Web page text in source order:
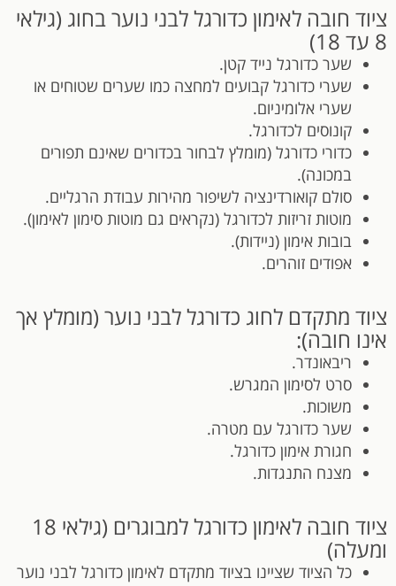
ציוד חובה לאימון כדורגל לבני נוער בחוג (גילאי
8 עד 18)
שער כדורגל נייד קטן.
שערי כדורגל קבועים למחצה כמו שערים שטוחים או
שערי אלומיניום.
קונוסים לכדורגל.
כדורי כדורגל (מומלץ לבחור בכדורים שאינם תפורים
במכונה).
סולם קואורדינציה לשיפור מהירות עבודת הרגליים.
מוטות זריזות לכדורגל (נקראים גם מוטות סימון לאימון).
בובות אימון (ניידות).
אפודים זוהרים.
ציוד מתקדם לחוג כדורגל לבני נוער (מומלץ אך
אינו חובה):
ריבאונדר.
סרט לסימון המגרש.
משוכות.
שער כדורגל עם מטרה.
חגורת אימון כדורגל.
מצנח התנגדות.
ציוד חובה לאימון כדורגל למבוגרים (גילאי 18
ומעלה)
כל הציוד שציינו בציוד מתקדם לאימון כדורגל לבני נוער